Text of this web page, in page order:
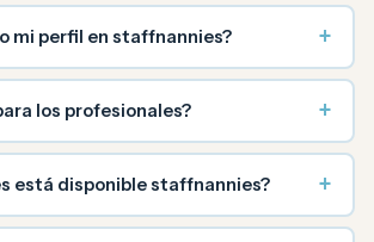
mi perfil en staffnannies? +
los profesionales? +
está disponible staffnannies? +